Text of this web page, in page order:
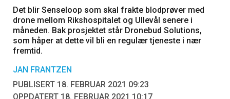
Det blir Senseloop som skal frakte blodprøver med
drone mellom Rikshospitalet og Ullevål senere i
måneden. Bak prosjektet står Dronebud Solutions,
som håper at dette vil bli en regulær tjeneste i nær
fremtid.
JAN FRANTZEN
PUBLISERT 18. FEBRUAR 2021 09:23
OPPDATERT 18. FEBRUAR 2021 10:17